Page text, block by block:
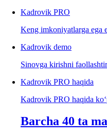
Kadrovik PRO
Keng imkoniyatlarga ega
Kadrovik demo
Sinovga kirishni
Kadrovik PRO haqida
Kadrovik PRO haqida
Barcha 40 ta